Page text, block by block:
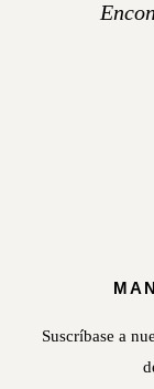
Suscríbase a